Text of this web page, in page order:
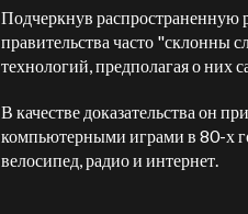
Подчеркнув распространенную
правительства часто "склонны
технологий, предполагая о них
В качестве доказательства он
компьютерными играми в 80-х
велосипед, радио и интернет.